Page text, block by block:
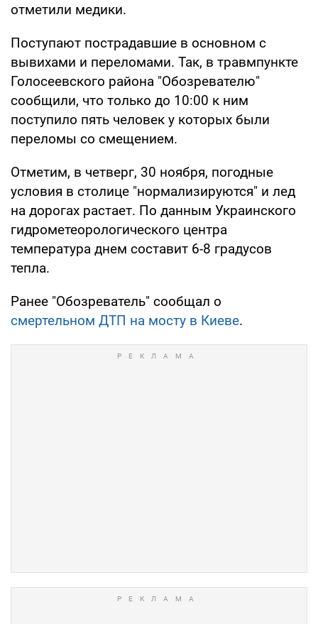
отметили медики.
Поступают пострадавшие в основном с
вывихами и переломами. Так, в травмпункте
Голосеевского района "Обозревателю"
сообщили, что только до 10:00 к ним
поступило пять человек у которых были
переломы со смещением.
Отметим, в четверг, 30 ноября, погодные
условия в столице "нормализируются" и лед
на дорогах растает. По данным Украинского
гидрометеорологического центра
температура днем составит 6-8 градусов
тепла.
Ранее "Обозреватель" сообщал о
смертельном ДТП на мосту в Киеве.